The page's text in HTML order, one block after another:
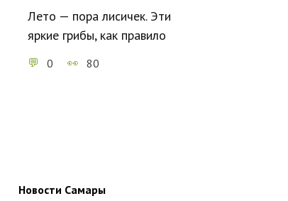
Лето — пора лисичек. Эти
яркие грибы, как правило
0 80
Новости Самары